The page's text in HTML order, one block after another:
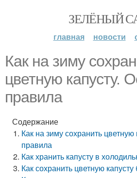
ЗЕЛЁНЫЙ
главная новости
Как на зиму
цветную капусту.
правила
Содержание
Как на зиму сохранить
правила
Как хранить капусту в
Как сохранить цветную